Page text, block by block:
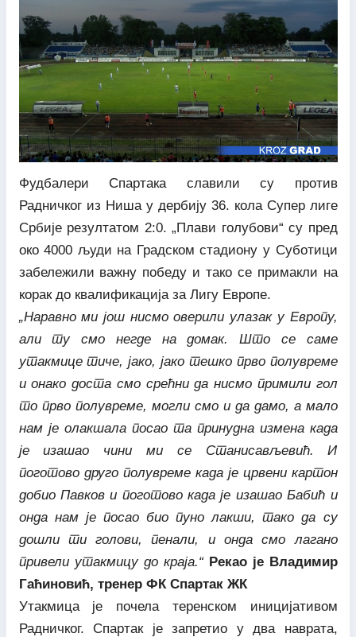
Фудбалери Спартака славили су против
Радничког из Ниша у дербију 36. кола Супер лиге
Србије резултатом 2:0. „Плави голубови“ су пред
око 4000 људи на Градском стадиону у Суботици
забележили важну победу и тако се примакли на
корак до квалификација за Лигу Европе.
„Наравно ми још нисмо оверили улазак у Европу,
али ту смо негде на домак. Што се саме
утакмице тиче, јако, јако тешко прво полувреме
и онако доста смо срећни да нисмо примили гол
то прво полувреме, могли смо и да дамо, а мало
нам је олакшала посао та принудна измена када
је изашао чини ми се Станисављевић. И
поготово друго полувреме када је црвени картон
добио Павков и поготово када је изашао Бабић и
онда нам је посао био пуно лакши, тако да су
дошли ти голови, пенали, и онда смо лагано
привели утакмицу до краја.“ Рекао је Владимир
Гаћиновић, тренер ФК Спартак ЖК
Утакмица је почела теренском иницијативом
Радничког. Спартак је запретио у два наврата,